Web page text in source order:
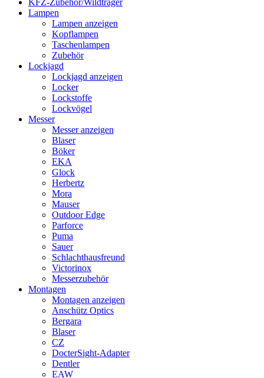
Lampen
Lampen anzeigen
Kopflampen
Taschenlampen
Zubehör
Lockjagd
Lockjagd anzeigen
Locker
Lockstoffe
Lockvögel
Messer
Messer anzeigen
Blaser
Böker
EKA
Glock
Herbertz
Mora
Mauser
Outdoor Edge
Parforce
Puma
Sauer
Schlachthausfreund
Victorinox
Messerzubehör
Montagen
Montagen anzeigen
Anschütz Optics
Bergara
Blaser
CZ
DocterSight-Adapter
Dentler
EAW